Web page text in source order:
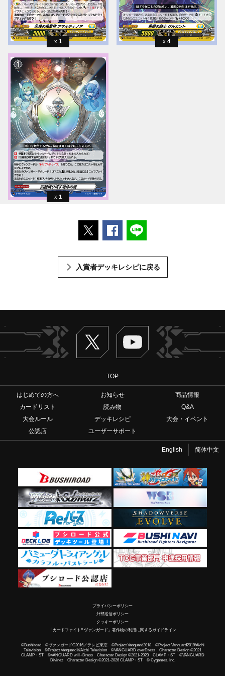
1 4
1
ポストするFacebookでシェアする
入賞者デッキレシピに戻る
Twitter ヴァンガードch
TOP
はじめての方へ お知らせ
商品情報
カードリスト
読み物
Q&A
大会ルール
デッキレシピ
大会・イベント
公認店
ユーザーサポート
English 简体中文
プライバシーポリシー
外部送信ポリシー
クッキーポリシー
「カードファイト!! ヴァンガード」著作物の利用に関するガイドライン
©Bushiroad ©ヴァンガードG2016／テレビ東京 ©Project Vanguard2018 ©Project Vanguard2019/Aichi
Television ©Project Vanguard if/Aichi Television ©VANGUARD overDress Character Design ©2021
CLAMP・ST ©VANGUARD will+Dress Character Design ©2021-2023 CLAMP・ST ©VANGUARD
Divinez Character Design ©2021-2026 CLAMP・ST © Cygames, Inc.